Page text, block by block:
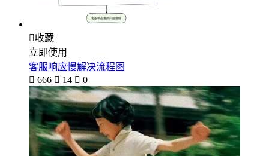
收藏
立即使用
客服响应慢解决流程图
 666  14  0